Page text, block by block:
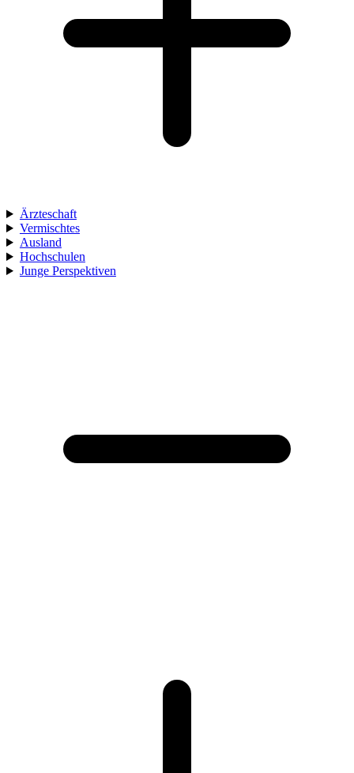
Ärzteschaft
Vermischtes
Ausland
Hochschulen
Junge Perspektiven